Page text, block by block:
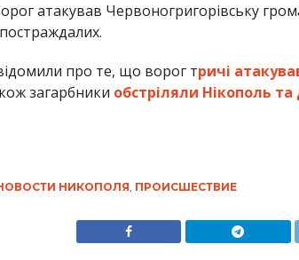
атакував Червоногригорівську
про те, що ворог тричі
загарбники обстріляли Нікополь
НИКОПОЛЯ, ПРОИСШЕСТВИЕ